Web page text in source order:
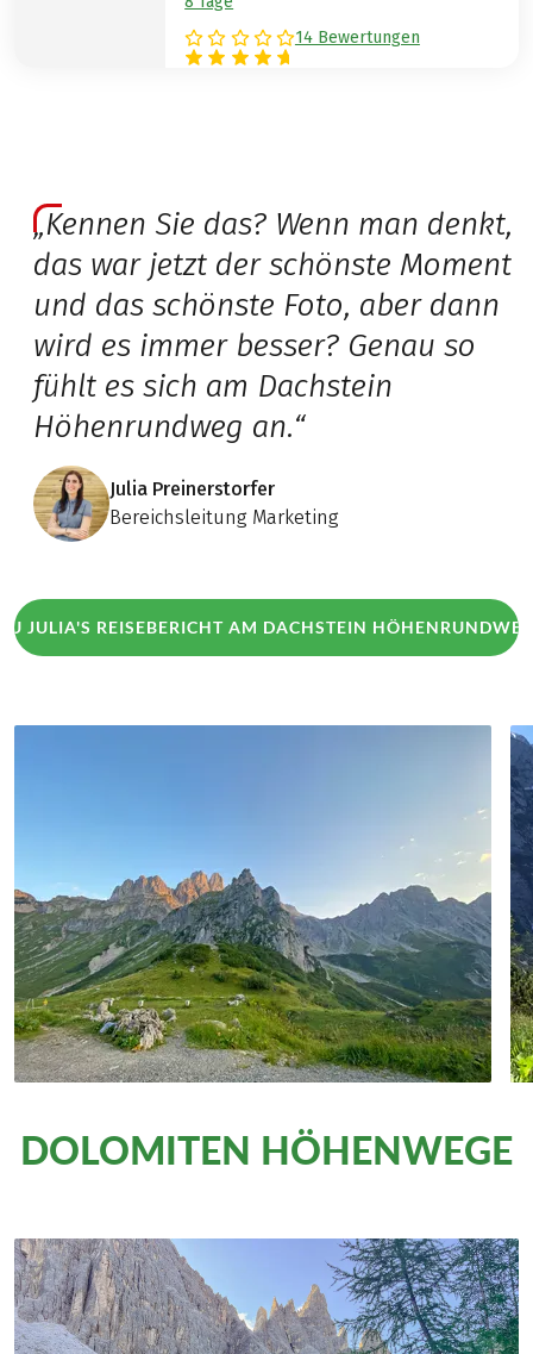
14 Bewertungen
„Kennen Sie das? Wenn man denkt,
das war jetzt der schönste Moment
und das schönste Foto, aber dann
wird es immer besser? Genau so
fühlt es sich am Dachstein
Höhenrundweg an.“
Julia Preinerstorfer
Bereichsleitung Marketing
JULIA'S REISEBERICHT AM DACHSTEIN
DOLOMITEN HÖHENWEGE